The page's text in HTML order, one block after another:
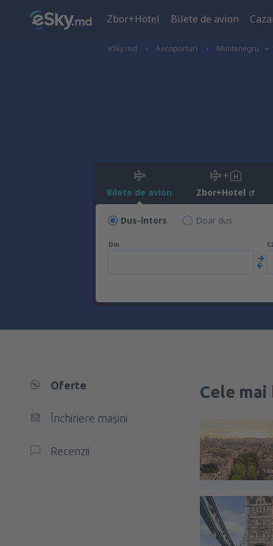
Zbor+Hotel Bilete de avion
eSky.md Aeroporturi Muntenegru
Bilete de avion Zbor+Hotel
Dus-întors Doar dus
Din
Oferte
Închiriere mașini
Recenzii
Cele